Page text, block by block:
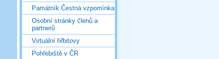
Památník Čestná vzpomínka
Osobní stránky členů a
partnerů
Virtuální hřbitovy
Pohřebiště v ČR